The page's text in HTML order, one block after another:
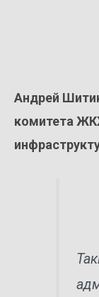
Андрей
комитета